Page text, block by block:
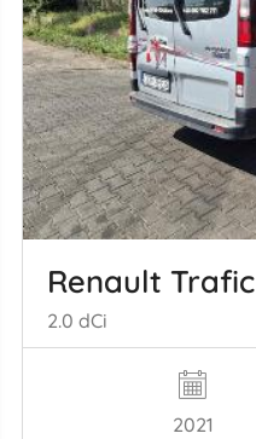
Renault Trafic
2.0 dCi
2021